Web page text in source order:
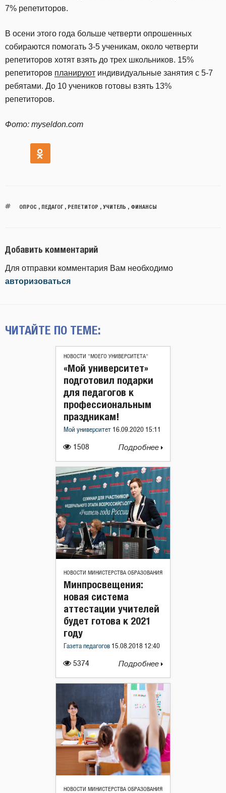
7% репетиторов.
В осени этого года больше четверти опрошенных
собираются помогать 3-5 ученикам, около четверти
репетиторов хотят взять до трех школьников. 15%
репетиторов планируют индивидуальные занятия с 5-7
ребятами. До 10 учеников готовы взять 13%
репетиторов.
Фото: myseldon.com
ОПРОС , ПЕДАГОГ, РЕПЕТИТОР , УЧИТЕЛЬ , ФИНАНСЫ
Добавить комментарий
Для отправки комментария Вам необходимо
авторизоваться
ЧИТАЙТЕ ПО ТЕМЕ:
НОВОСТИ "МОЕГО УНИВЕРСИТЕТА"
1508
«Мой университет»
подготовил подарки
для педагогов к
профессиональным
праздникам!
Мой университет 16.09.2020 15:11
Подробнее
НОВОСТИ МИНИСТЕРСТВА ОБРАЗОВАНИЯ
5374
Минпросвещения:
новая система
аттестации учителей
будет готова к 2021
году
Газета педагогов 15.08.2018 12:40
Подробнее
НОВОСТИ МИНИСТЕРСТВА ОБРАЗОВАНИЯ